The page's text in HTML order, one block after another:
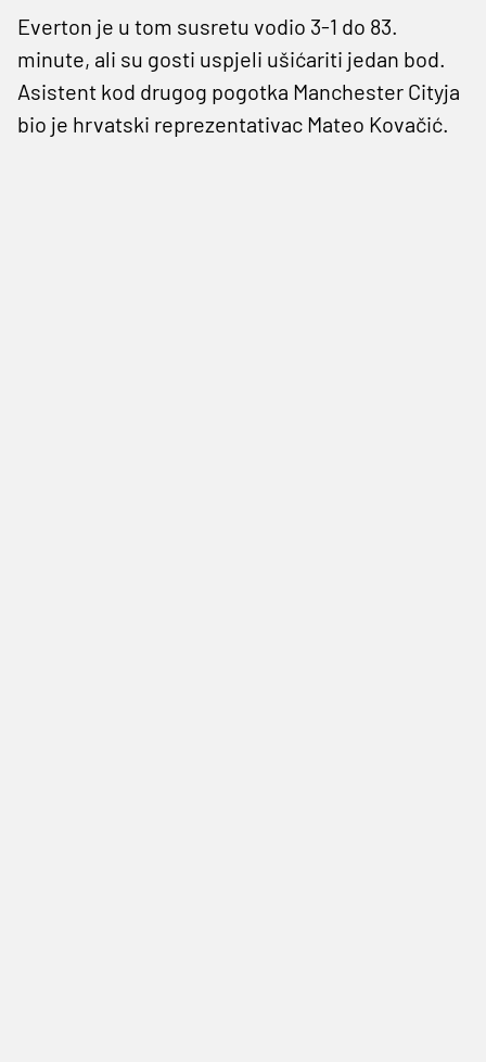
Everton je u tom susretu vodio 3-1 do 83.
minute, ali su gosti uspjeli ušićariti jedan bod.
Asistent kod drugog pogotka Manchester Cityja
bio je hrvatski reprezentativac Mateo Kovačić.